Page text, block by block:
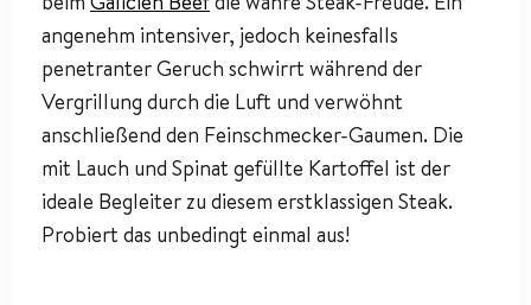
angenehm intensiver, jedoch keinesfalls
penetranter Geruch schwirrt während der
Vergrillung durch die Luft und verwöhnt
anschließend den Feinschmecker-Gaumen. Die
mit Lauch und Spinat gefüllte Kartoffel ist der
ideale Begleiter zu diesem erstklassigen Steak.
Probiert das unbedingt einmal aus!